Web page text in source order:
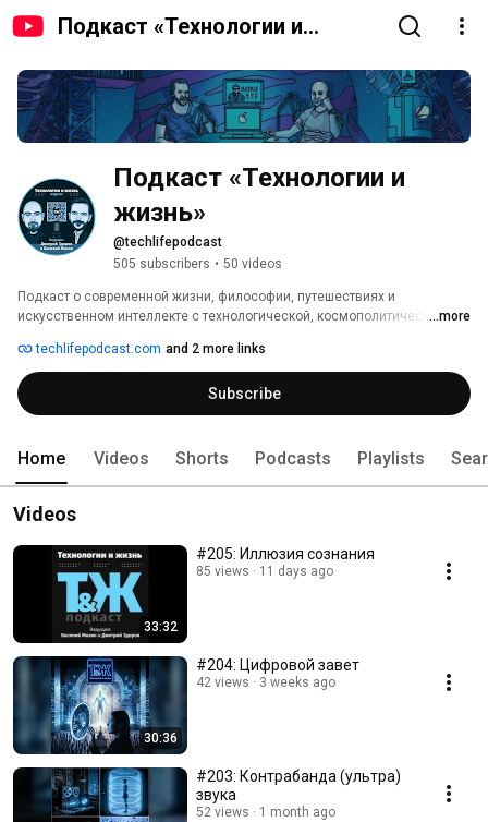
Подкаст «Технологии и
Подкаст «Технологии и
жизнь»
@techlifepodcast
505 subscribers • 50 videos
Подкаст о современной жизни, философии, путешествиях и
искусственном интеллекте с технологической, космополитической, и
...more
techlifepodcast.com and 2 more links
Subscribe
Home Videos Shorts Podcasts Playlists
Videos
33:32
#205: Иллюзия сознания
85 views 11 days ago
30:36
#204: Цифровой завет
42 views 3 weeks ago
#203: Контрабанда (ультра)
звука
52 views 1 month ago